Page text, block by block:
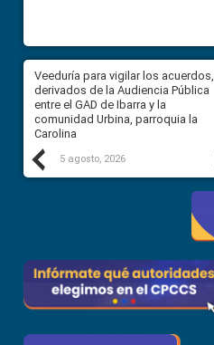
Previous
Veeduría para vigilar los acuerdos,
derivados de la Audiencia Pública
entre el GAD de Ibarra y la
comunidad Urbina, parroquia la
Carolina
5 agosto, 2026